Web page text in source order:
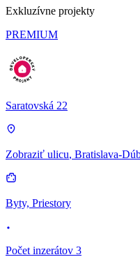
Exkluzívne projekty
PREMIUM
Saratovská 22
Zobraziť ulicu, Bratislava-
Byty, Priestory
Počet inzerátov 3